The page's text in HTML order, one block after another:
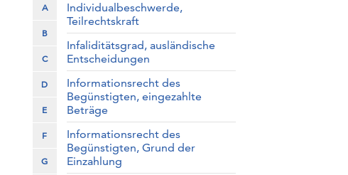
A
B
C
D
E
F
G
Individualbeschwerde,
Teilrechtskraft
Infaliditätsgrad, ausländische
Entscheidungen
Informationsrecht des
Begünstigten, eingezahlte
Beträge
Informationsrecht des
Begünstigten, Grund der
Einzahlung